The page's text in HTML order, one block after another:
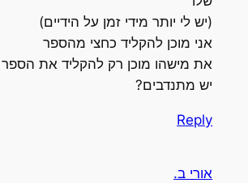
(יש לי יותר מידי זמן על הידיים)
אני מוכן להקליד כחצי מהספר
את מישהו מוכן רק להקליד את הספר
יש מתנדבים?
Reply
אורי ב.